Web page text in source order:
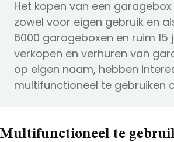
Noord-Brabant
Noord-Holland
Overijssel
Utrecht
Zeeland
Het kopen van een
zowel voor eigen gebruik en
6000 garageboxen en ruim
verkopen en verhuren van
op eigen naam, hebben
multifunctioneel te gebruiken
Multifunctioneel te